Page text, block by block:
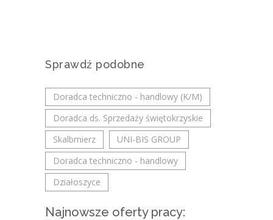
Sprawdź podobne
Doradca techniczno - handlowy (K/M)
Doradca ds. Sprzedaży świętokrzyskie
Skalbmierz
UNI-BIS GROUP
Doradca techniczno - handlowy
Działoszyce
Najnowsze oferty pracy: